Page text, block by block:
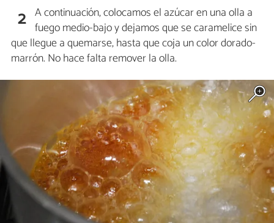
2 A continuación, colocamos el azúcar en una olla a
fuego medio-bajo y dejamos que se caramelice sin
que llegue a quemarse, hasta que coja un color dorado-
marrón. No hace falta remover la olla.